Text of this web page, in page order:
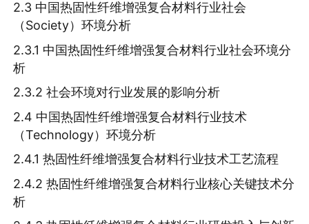
2.3 中国热固性纤维增强复合材料行业社会
（Society）环境分析
2.3.1 中国热固性纤维增强复合材料行业社会环境分
析
2.3.2 社会环境对行业发展的影响分析
2.4 中国热固性纤维增强复合材料行业技术
（Technology）环境分析
2.4.1 热固性纤维增强复合材料行业技术工艺流程
2.4.2 热固性纤维增强复合材料行业核心关键技术分
析